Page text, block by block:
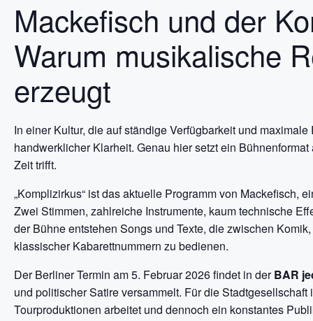
Mackefisch und der
Warum musikalische
erzeugt
In einer Kultur, die auf ständige Verfügbarkeit und
handwerklicher Klarheit. Genau hier setzt ein
Zeit trifft.
„Komplizirkus“ ist das aktuelle Programm von Mackefisch,
Zwei Stimmen, zahlreiche Instrumente, kaum technische
der Bühne entstehen Songs und Texte, die zwischen
klassischer Kabarettnummern zu bedienen.
Der Berliner Termin am 5. Februar 2026 findet in derBAR
und politischer Satire versammelt. Für die
Tourproduktionen arbeitet und dennoch ein konstantes